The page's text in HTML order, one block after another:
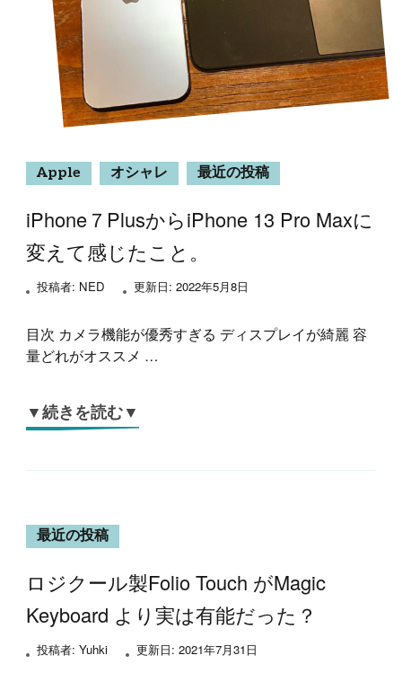
Apple オシャレ 最近の投稿
iPhone７PlusからiPhone 13 Pro Maxに
変えて感じたこと。
投稿者: NED 更新日: 2022年5月8日
目次 カメラ機能が優秀すぎる ディスプレイが綺麗 容
量どれがオススメ …
▼続きを読む▼
最近の投稿
ロジクール製Folio Touch がMagic
Keyboard より実は有能だった？
投稿者: Yuhki 更新日: 2021年7月31日